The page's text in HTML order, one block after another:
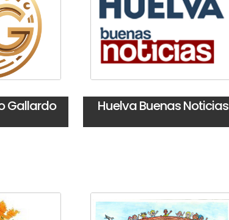
Gallardo Huelva Buenas Noticias